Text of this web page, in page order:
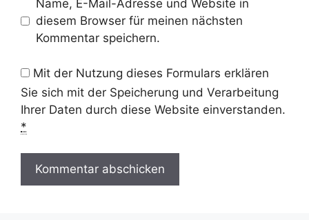
Name, E-Mail-Adresse und Website in
diesem Browser für meinen nächsten
Kommentar speichern.
Mit der Nutzung dieses Formulars erklären
Sie sich mit der Speicherung und Verarbeitung
Ihrer Daten durch diese Website einverstanden.
*